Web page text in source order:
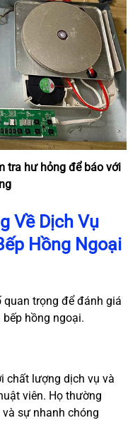
tra hư hỏng để báo với
Về Dịch Vụ
Hồng Ngoại
trọng để đánh giá
hồng ngoại.
chất lượng dịch vụ và
viên. Họ thường
sự nhanh chóng